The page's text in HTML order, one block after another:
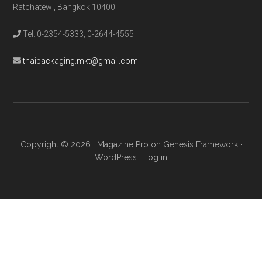
Ratchatewi, Bangkok 10400
Tel. 0-2354-5333, 0-2644-4555
thaipackaging.mkt@gmail.com
Copyright © 2026 · Magazine Pro on Genesis Framework·
WordPress · Log in